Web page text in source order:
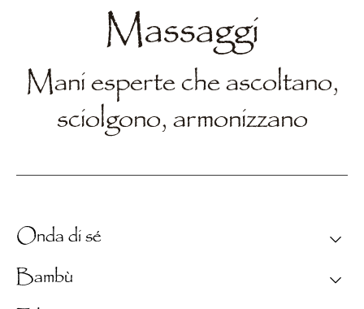
Massaggi
Mani esperte che ascoltano,
sciolgono, armonizzano
Text Section
Onda di sé
Allenta le tensioni e distende la mente con
Bambù